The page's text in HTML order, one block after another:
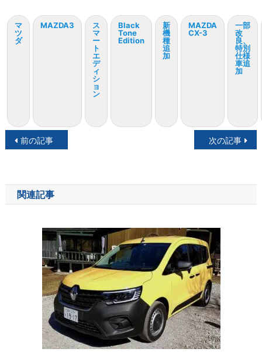
マ
ツ
ダ
MAZDA3
ス
マ
ー
ト
エ
デ
ィ
シ
ョ
ン
Black
Tone
Edition
新
機
種
追
加
MAZDA
CX-3
一部
改
良、
特別
仕様
車追
加
投
ナ
ビ
前の記事 次の記事
関連記事